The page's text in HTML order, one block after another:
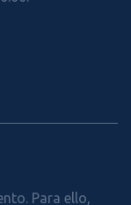
Para ello,